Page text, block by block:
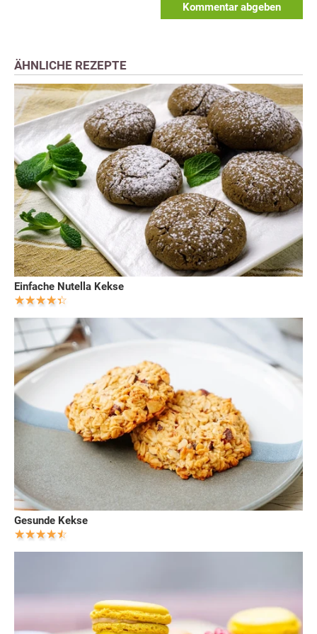
Kommentar abgeben
ÄHNLICHE REZEPTE
Einfache Nutella Kekse
Gesunde Kekse